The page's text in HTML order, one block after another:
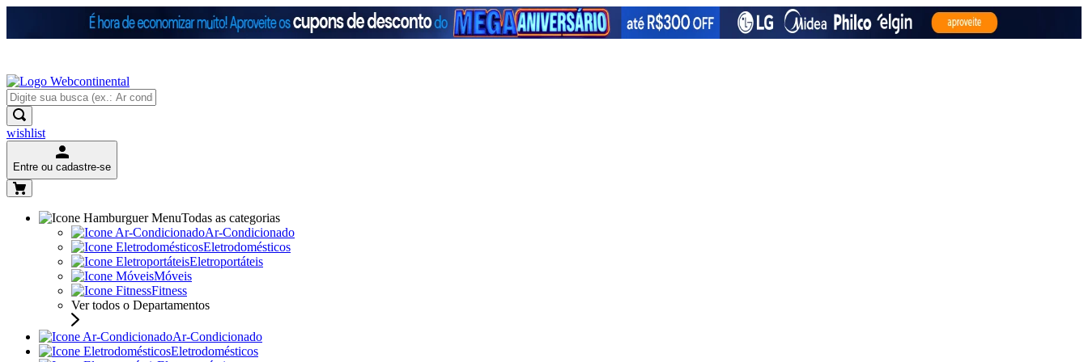
wishlist
Entre ou cadastre-se
Todas as categorias
Ar-Condicionado
Eletrodomésticos
Eletroportáteis
Móveis
Fitness
Ver todos o Departamentos
Ar-Condicionado
Eletrodomésticos